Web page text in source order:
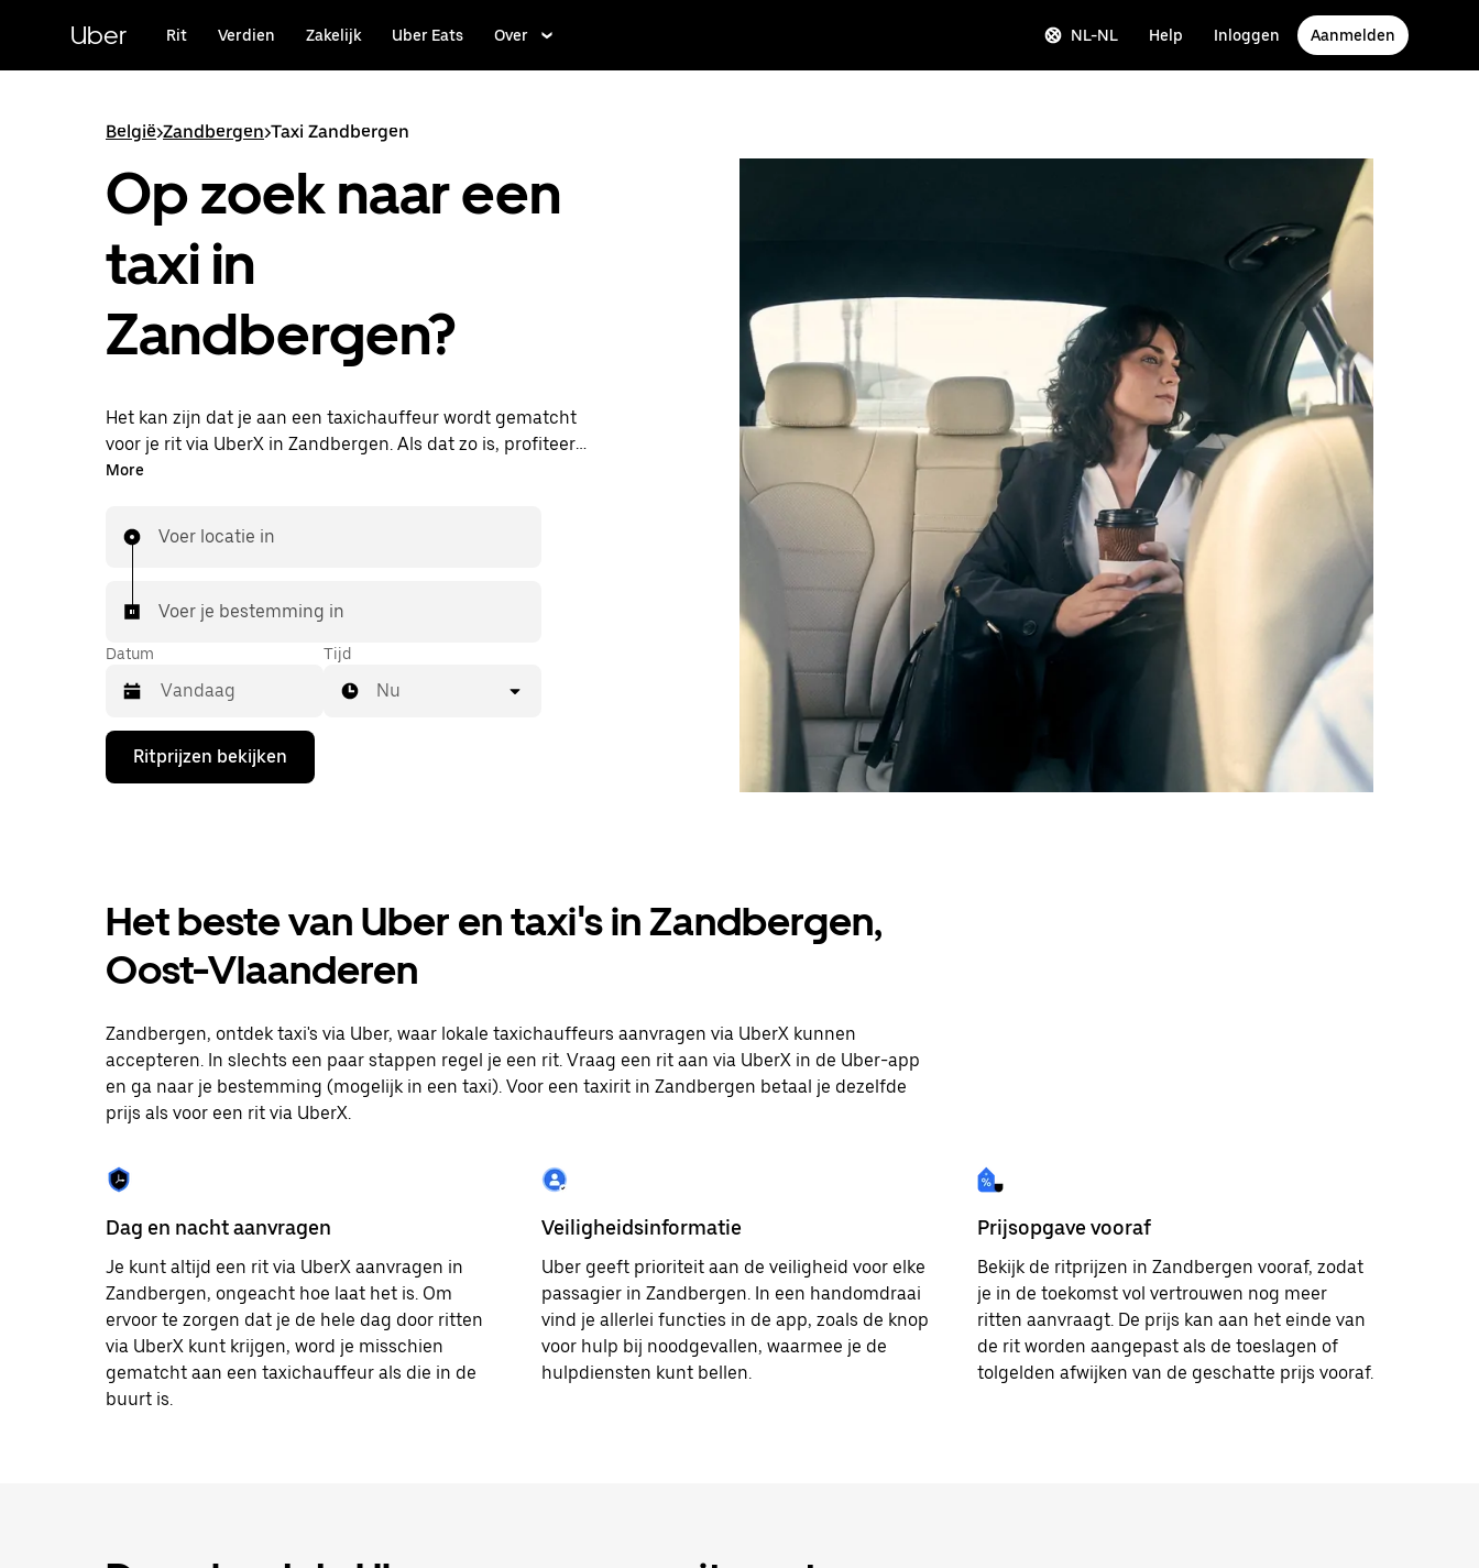
hoofdinhoudUber Rit Verdien Zakelijk Uber Eats Over NL-NL Help Inloggen Aanmelden
België>Zandbergen>Taxi Zandbergen
Op zoek naar een
taxi in
Zandbergen?
Het kan zijn dat je aan een taxichauffeur wordt gematcht
voor je rit via UberX in Zandbergen. Als dat zo is, profiteer je
van dezelfde 24/7 beschikbaarheid en betaalbare prijzen
naar je bestemming.
More
Voer locatie in
Voer je bestemming in
Datum
Druk
de
openen
een
datum
Druk
op
Escape
de
sluiten.
Tijd
Nu
Ritprijzen bekijken
Het beste van Uber en taxi's in Zandbergen,
Oost-Vlaanderen
Zandbergen, ontdek taxi's via Uber, waar lokale taxichauffeurs aanvragen via UberX kunnen
accepteren. In slechts een paar stappen regel je een rit. Vraag een rit aan via UberX in de Uber-app
en ga naar je bestemming (mogelijk in een taxi). Voor een taxirit in Zandbergen betaal je dezelfde
prijs als voor een rit via UberX.
Dag en nacht aanvragen
Je kunt altijd een rit via UberX aanvragen in
Zandbergen, ongeacht hoe laat het is. Om
ervoor te zorgen dat je de hele dag door ritten
via UberX kunt krijgen, word je misschien
gematcht aan een taxichauffeur als die in de
buurt is.
Veiligheidsinformatie
Uber geeft prioriteit aan de veiligheid voor elke
passagier in Zandbergen. In een handomdraai
vind je allerlei functies in de app, zoals de knop
voor hulp bij noodgevallen, waarmee je de
hulpdiensten kunt bellen.
Prijsopgave vooraf
Bekijk de ritprijzen in Zandbergen vooraf, zodat
je in de toekomst vol vertrouwen nog meer
ritten aanvraagt. De prijs kan aan het einde van
de rit worden aangepast als de toeslagen of
tolgelden afwijken van de geschatte prijs vooraf.